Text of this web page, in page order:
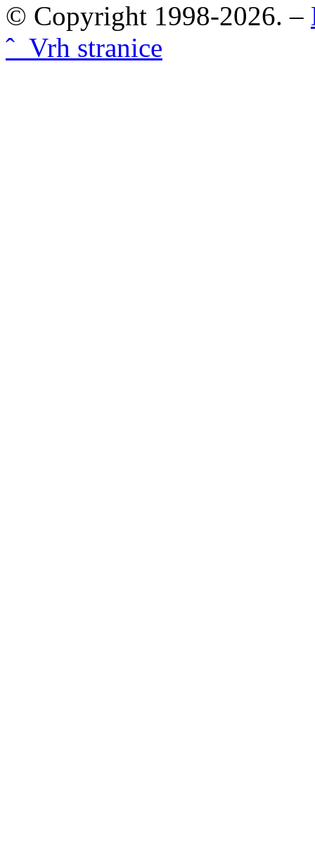
© Copyright 1998-2026. –
ˆ Vrh stranice